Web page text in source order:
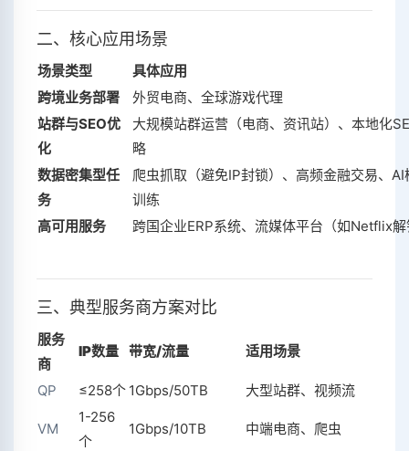
二、核心应用场景
场景类型
具体应用
跨境业务部署
外贸电商、全球游戏代理
站群与SEO优
化
大规模站群运营（电商、资讯站）、本地化
略
数据密集型任
务
爬虫抓取（避免IP封锁）、高频金融交易、AI
训练
高可用服务
跨国企业ERP系统、流媒体平台（如Netflix
三、典型服务商方案对比
服务
商
IP数量 带宽/流量 适用场景
QP ≤258个 1Gbps/50TB 大型站群、视频流
VM
1-256
个
1Gbps/10TB 中端电商、爬虫